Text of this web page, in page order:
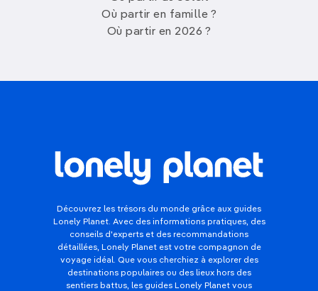
Où partir en famille ?
Où partir en 2026 ?
Découvrez les trésors du monde grâce aux guides
Lonely Planet. Avec des informations pratiques, des
conseils d'experts et des recommandations
détaillées, Lonely Planet est votre compagnon de
voyage idéal. Que vous cherchiez à explorer des
destinations populaires ou des lieux hors des
sentiers battus, les guides Lonely Planet vous